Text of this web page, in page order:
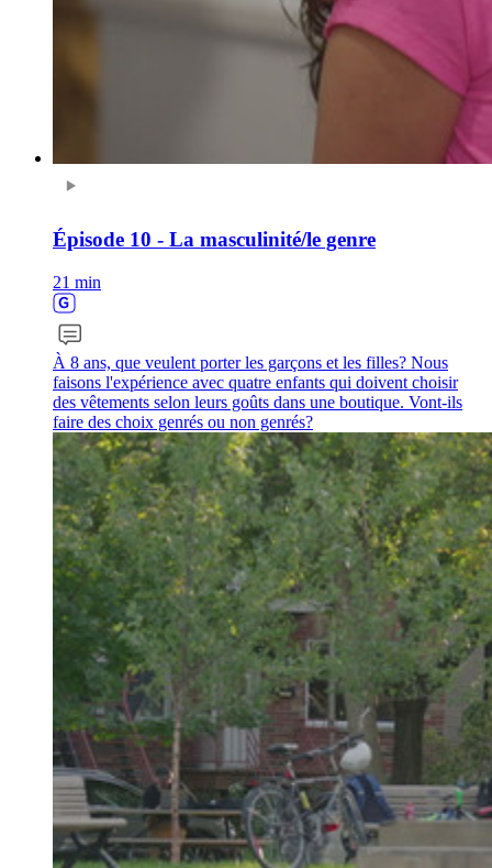
Épisode 10 - La masculinité/le genre
21 min
À 8 ans, que veulent porter les garçons et les filles? Nous
faisons l'expérience avec quatre enfants qui doivent choisir
des vêtements selon leurs goûts dans une boutique. Vont-ils
faire des choix genrés ou non genrés?